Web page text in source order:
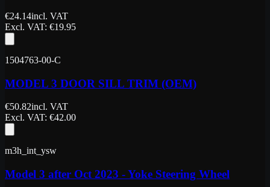
€24.14incl. VAT
Excl. VAT: €19.95
1504763-00-C
MODEL 3 DOOR SILL TRIM (OEM)
€50.82incl. VAT
Excl. VAT: €42.00
m3h_int_ysw
Model 3 after Oct 2023 - Yoke Steering Wheel